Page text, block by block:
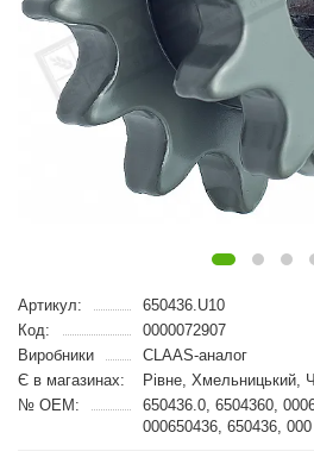
Артикул:
650436.U10
Код:
0000072907
Виробники
CLAAS-аналог
Є в магазинах:
Рівне, Хмельницький,
№ OEM:
650436.0, 6504360,
000650436, 650436,